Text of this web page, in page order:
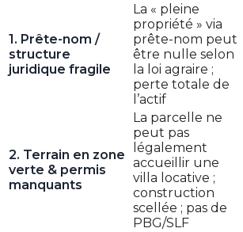
1. Prête-nom /
structure
juridique fragile
La « pleine
propriété » via
prête-nom peut
être nulle selon
la loi agraire ;
perte totale de
l’actif
2. Terrain en zone
verte & permis
manquants
La parcelle ne
peut pas
légalement
accueillir une
villa locative ;
construction
scellée ; pas de
PBG/SLF